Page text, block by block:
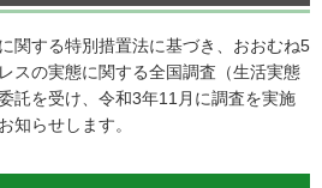
関する特別措置法に基づき、おおむね5
スの実態に関する全国調査（生活実態
託を受け、令和3年11月に調査を実施
知らせします。